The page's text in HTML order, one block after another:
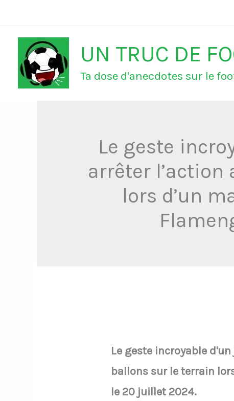
contenu
UN TRUC DE
Ta dose d'anecdotes sur le
Le geste
arrêter l’action
lors d’un
Le geste incroyable
ballons sur le terrain
le 20 juillet 2024.